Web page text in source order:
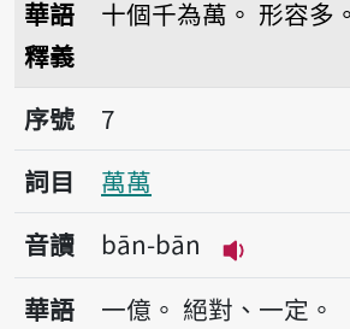
華語
釋義
十個千為萬。 形容多。
序號7萬萬
序號
7
詞目
萬萬
音讀
bān-bān
播放音讀
華語
一億。 絕對、一定。